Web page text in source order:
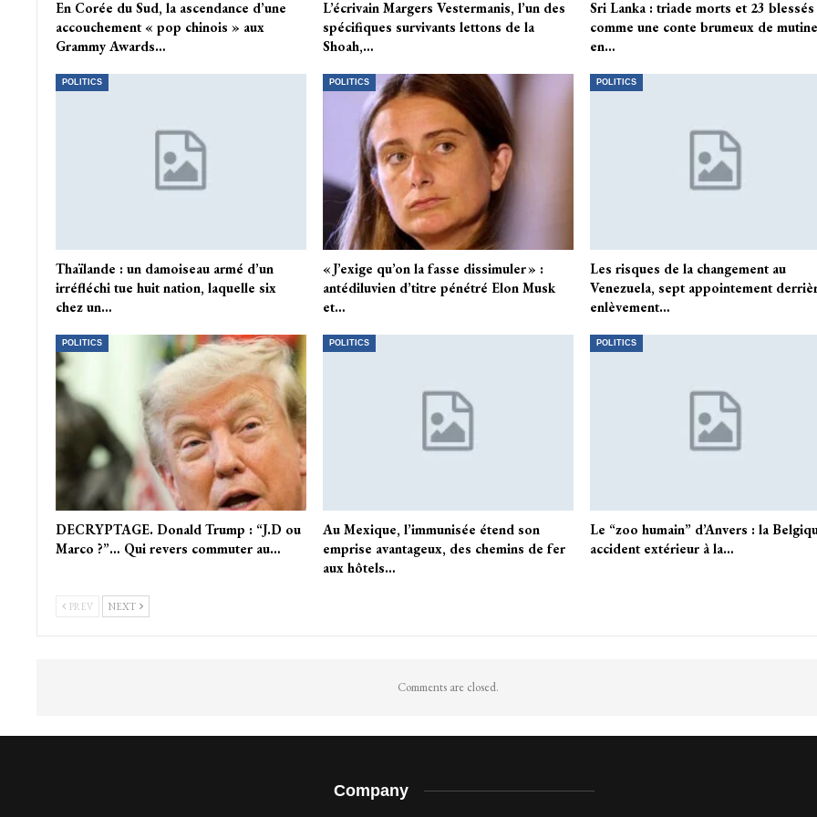
En Corée du Sud, la ascendance d’une
accouchement « pop chinois » aux
Grammy Awards…
L’écrivain Margers Vestermanis, l’un des
spécifiques survivants lettons de la
Shoah,…
Sri Lanka : triade morts et 23 blessés
comme une conte brumeux de
en…
POLITICS
Thaïlande : un damoiseau armé d’un
irréfléchi tue huit nation, laquelle six
chez un…
POLITICS
« J’exige qu’on la fasse dissimuler » :
antédiluvien d’titre pénétré Elon Musk
et…
POLITICS
Les risques de la changement au
Venezuela, sept appointement
enlèvement…
POLITICS
DECRYPTAGE. Donald Trump : “J.D ou
Marco ?”… Qui revers commuter au…
POLITICS
Au Mexique, l’immunisée étend son
emprise avantageux, des chemins de fer
aux hôtels…
POLITICS
Le “zoo humain” d’Anvers : la
accident extérieur à la…
PREV NEXT
Comments are closed.
Company